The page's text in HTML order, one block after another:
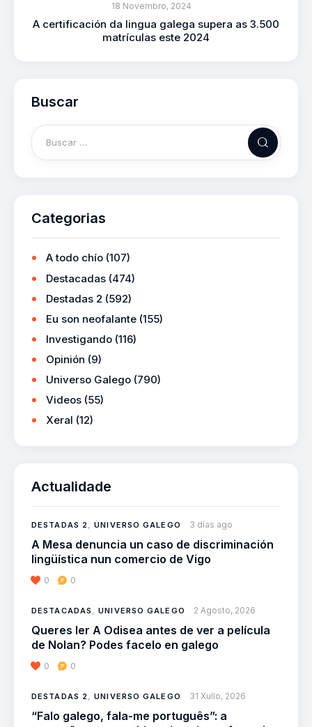
18 Novembro, 2024
A certificación da lingua galega supera as 3.500
matrículas este 2024
Buscar
Categorias
A todo chío (107)
Destacadas (474)
Destadas 2 (592)
Eu son neofalante (155)
Investigando (116)
Opinión (9)
Universo Galego (790)
Videos (55)
Xeral (12)
Actualidade
DESTADAS 2,UNIVERSO GALEGO 3 días ago
A Mesa denuncia un caso de discriminación
lingüística nun comercio de Vigo
0 0
DESTACADAS ,UNIVERSO GALEGO 2 Agosto, 2026
Queres ler A Odisea antes de ver a película
de Nolan? Podes facelo en galego
0 0
DESTADAS 2,UNIVERSO GALEGO 31 Xullo, 2026
“Falo galego, fala-me português”: a